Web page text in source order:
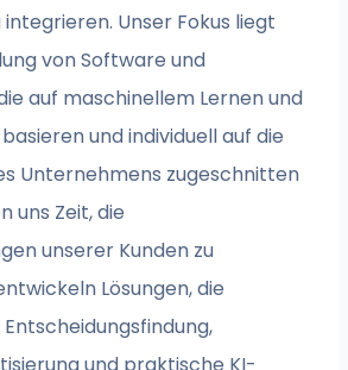
Unser Fokus liegt
von Software und
auf maschinellem Lernen und
und individuell auf die
Unternehmens zugeschnitten
uns Zeit, die
unserer Kunden zu
Lösungen, die